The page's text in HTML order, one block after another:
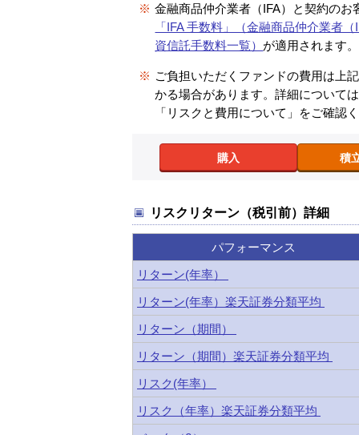
※ 金融商品仲介業者（IFA）と契約のお
「IFA 手数料」（金融商品仲介業者
資信託手数料一覧） が適用されます。
※ ご負担いただくファンドの費用は上
かる場合があります。詳細について
「リスクと費用について」をご確認
購入 積
リスクリターン（税引前）詳細
パフォーマンス
リターン(年率）
リターン(年率）楽天証券分類平均
リターン（期間）
リターン（期間）楽天証券分類平均
リスク(年率）
リスク（年率）楽天証券分類平均